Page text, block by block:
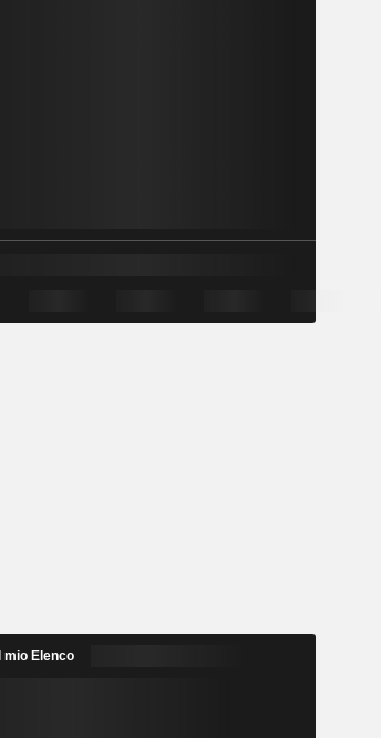
Il mio Elenco